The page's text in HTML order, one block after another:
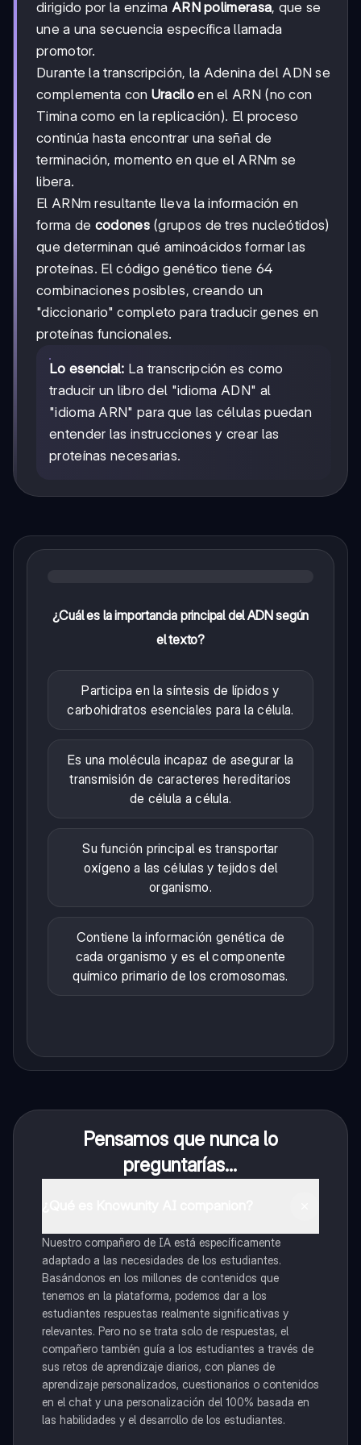
dirigido por la enzima ARN polimerasa, que se
une a una secuencia específica llamada
promotor.
Durante la transcripción, la Adenina del ADN se
complementa con Uraciloen el ARN (no con
Timina como en la replicación). El proceso
continúa hasta encontrar una señal de
terminación, momento en que el ARNm se
libera.
El ARNm resultante lleva la información en
forma de codones(grupos de tres nucleótidos)
que determinan qué aminoácidos formar las
proteínas. El código genético tiene 64
combinaciones posibles, creando un
"diccionario" completo para traducir genes en
proteínas funcionales.
Lo esencial: La transcripción es como
traducir un libro del "idioma ADN" al
"idioma ARN" para que las células puedan
entender las instrucciones y crear las
proteínas necesarias.
¿Cuál es la importancia principal del ADN según
el texto?
Participa en la síntesis de lípidos y
carbohidratos esenciales para la célula.
Es una molécula incapaz de asegurar la
transmisión de caracteres hereditarios
de célula a célula.
Su función principal es transportar
oxígeno a las células y tejidos del
organismo.
Contiene la información genética de
cada organismo y es el componente
químico primario de los cromosomas.
Pensamos que nunca lo
preguntarías...
Nuestro compañero de IA está específicamente
adaptado a las necesidades de los estudiantes.
Basándonos en los millones de contenidos que
tenemos en la plataforma, podemos dar a los
estudiantes respuestas realmente significativas y
relevantes. Pero no se trata solo de respuestas, el
compañero también guía a los estudiantes a través de
sus retos de aprendizaje diarios, con planes de
aprendizaje personalizados, cuestionarios o contenidos
en el chat y una personalización del 100% basada en
las habilidades y el desarrollo de los estudiantes.